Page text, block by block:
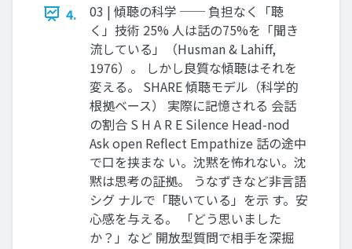
4.
03 | 傾聴の科学 ── 負担なく「聴
く」技術 25% 人は話の75%を「聞き
流している」（Husman & Lahiff,
1976）。 しかし良質な傾聴はそれを
変える。 SHARE 傾聴モデル（科学的
根拠ベース） 実際に記憶される 会話
の割合 S H A R E Silence Head-nod
Ask open Reflect Empathize 話の途中
で口を挟まな い。沈黙を怖れない。沈
黙は思考の証拠。 うなずきなど非言語
シグ ナルで「聴いている」を示 す。安
心感を与える。 「どう思いました
か？」など 開放型質問で相手を深掘